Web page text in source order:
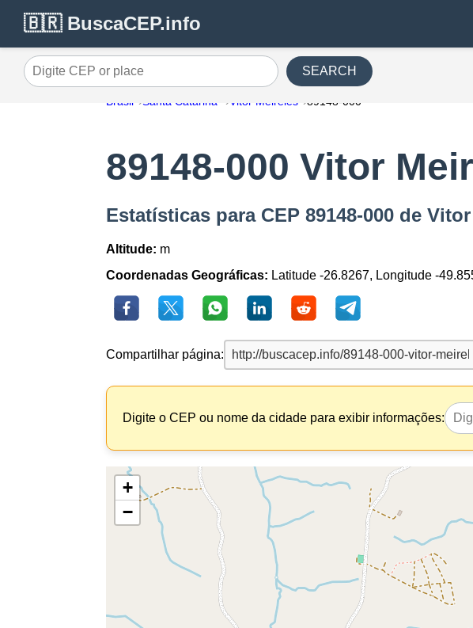
🇧🇷 BuscaCEP.info
Digite CEP or place SEARCH
Brasil Santa Catarina Vitor Meireles 89148-000
89148-000 Vitor
Estatísticas para CEP 89148-000 de
Altitude: m
Coordenadas Geográficas: Latitude -26.8267, Longitude -
Compartilhar página:
Digite o CEP ou nome da cidade para exibir informações:
+
−